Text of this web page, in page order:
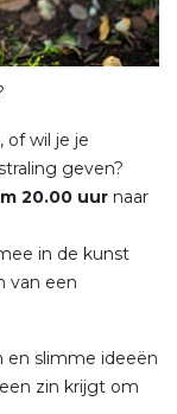
of wil je je
geven?
20.00 uur naar
in de kunst
van een
en slimme ideeën
zin krijgt om